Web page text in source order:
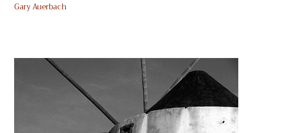
Gary Auerbach